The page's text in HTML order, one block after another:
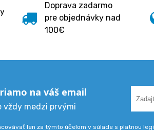
Doprava zadarmo
pre objednávky nad
100€
na váš email
medzi prvými
len za týmto účelom v súlade s platnou